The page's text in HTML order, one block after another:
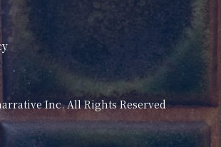
Inc. All Rights Reserved